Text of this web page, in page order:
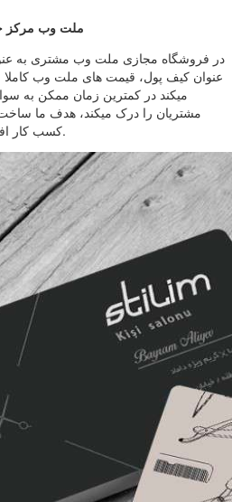
ملت وب مرکز
در فروشگاه مجازی ملت وب مشتری به
عنوان کیف پول، قیمت های ملت وب
میکند در کمترین زمان ممکن به
مشتریان را درک میکند، هدف ما
کسب کار افراد با راحتترین روش ها می باشد.